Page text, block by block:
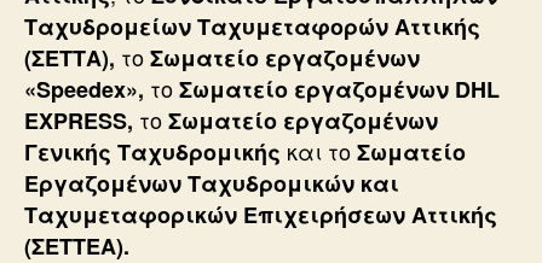
Ταχυδρομείων Ταχυμεταφορών Αττικής
(ΣΕΤΤΑ), τοΣωματείο εργαζομένων
«Speedex», τοΣωματείο εργαζομένων DHL
EXPRESS, τοΣωματείο εργαζομένων
Γενικής Ταχυδρομικής και τοΣωματείο
Εργαζομένων Ταχυδρομικών και
Ταχυμεταφορικών Επιχειρήσεων Αττικής
(ΣΕΤΤΕΑ).